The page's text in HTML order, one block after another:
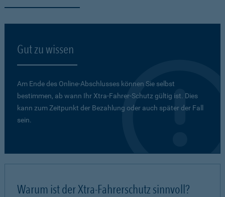
Gut zu wissen
Am Ende des Online-Abschlusses können Sie selbst
bestimmen, ab wann Ihr Xtra-Fahrer-Schutz gültig ist. Dies
kann zum Zeitpunkt der Bezahlung oder auch später der Fall
sein.
Warum ist der Xtra-Fahrerschutz sinnvoll?